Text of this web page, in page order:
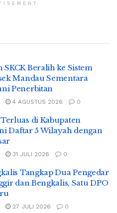
SKCK Beralih ke Sistem
Mandau Sementara
Penerbitan
4 AGUSTUS 2026 0
di Kabupaten
Daftar 5 Wilayah dengan
31 JULI 2026 0
Tangkap Dua Pengedar
dan Bengkalis, Satu DPO
27 JULI 2026 0